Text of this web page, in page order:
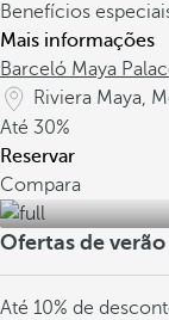
Benefícios
Mais informações
Barceló Maya
Riviera Maya,
Até 30%
Reservar
Compara
Ofertas de verão
Até 10% de